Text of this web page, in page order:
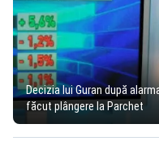
Decizia lui Guran după
făcut plângere la Parchet